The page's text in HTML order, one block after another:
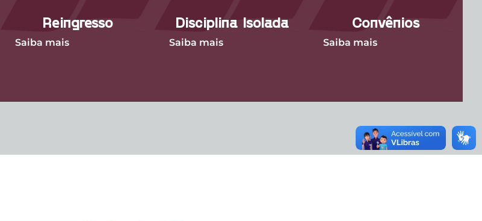
Reingresso
Saiba mais
Disciplina Isolada
Saiba mais
Convênios
Saiba mais